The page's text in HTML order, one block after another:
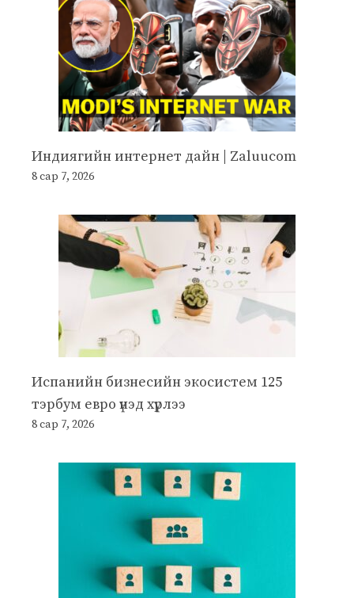
Индиягийн интернет дайн | Zaluucom
8 сар 7, 2026
Испанийн бизнесийн экосистем 125
тэрбум евро үнэд хүрлээ
8 сар 7, 2026